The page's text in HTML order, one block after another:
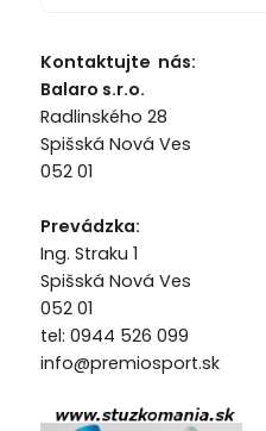
Kontaktujte nás:
Balaro s.r.o.
Radlinského 28
Spišská Nová Ves
052 01
Prevádzka:
Ing. Straku 1
Spišská Nová Ves
052 01
tel: 0944 526 099
info@premiosport.sk